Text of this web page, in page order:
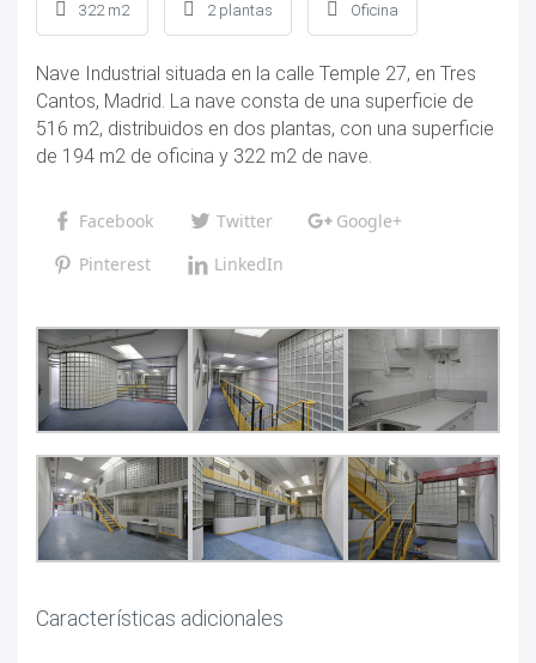
322 m2 2 plantas Oficina
Nave Industrial situada en la calle Temple 27, en Tres
Cantos, Madrid. La nave consta de una superficie de
516 m2, distribuidos en dos plantas, con una superficie
de 194 m2 de oficina y 322 m2 de nave.
Facebook Twitter
Google+
Pinterest
LinkedIn
Características adicionales